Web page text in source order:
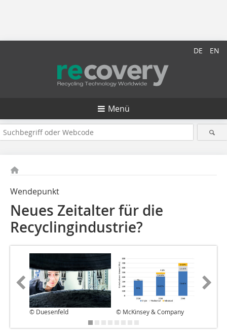
DE EN
Menü
Wendepunkt
Neues Zeitalter für die
Recyclingindustrie?
© Duesenfeld © McKinsey & Company